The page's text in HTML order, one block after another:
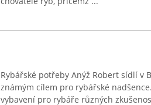
Rybářské potřeby Anýž Robert sídlí v
známým cílem pro rybářské
vybavení pro rybáře různých